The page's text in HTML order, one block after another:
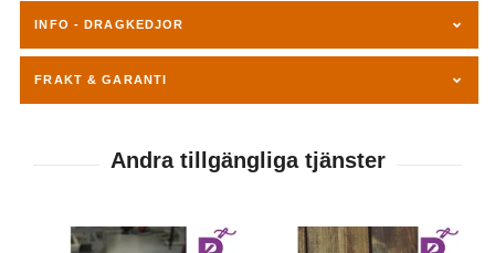
INFO - DRAGKEDJOR
FRAKT & GARANTI